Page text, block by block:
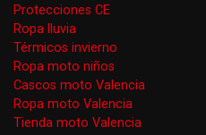
Protecciones CE
Ropa lluvia
Térmicos invierno
Ropa moto niños
Cascos moto Valencia
Ropa moto Valencia
Tienda moto Valencia